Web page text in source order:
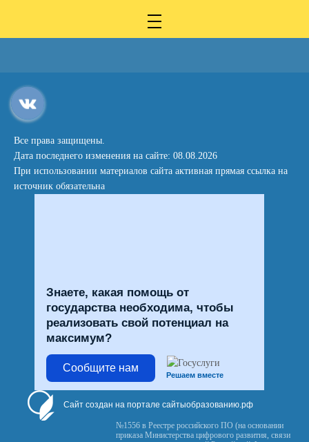
Все права защищены.
Дата последнего изменения на сайте: 08.08.2026
При использовании материалов сайта активная прямая ссылка на
источник обязательна
Знаете, какая помощь от
государства необходима, чтобы
реализовать свой потенциал на
максимум?
Сообщите нам
Решаем вместе
Сайт создан на портале сайтыобразованию.рф
№1556 в Реестре российского ПО (на основании
приказа Министерства цифрового развития, связи